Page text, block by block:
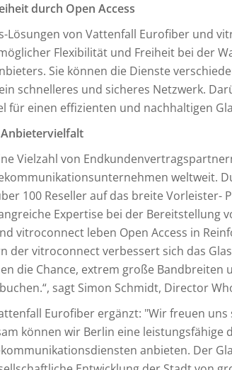
durch Open Access
Lösungen von Vattenfall Eurofiber und
Flexibilität und Freiheit bei der
Sie können die Dienste
schnelleres und sicheres Netzwerk.
für einen effizienten und nachhaltigen
Vielzahl von
weltweit.
100 Reseller auf das breite Vorleister-
Expertise bei der Bereitstellung
vitroconnect leben Open Access in
der vitroconnect verbessert sich das
die Chance, extrem große Bandbreiten
sagt Simon Schmidt, Director
Eurofiber ergänzt: "Wir freuen
können wir Berlin eine
anbieten. Der